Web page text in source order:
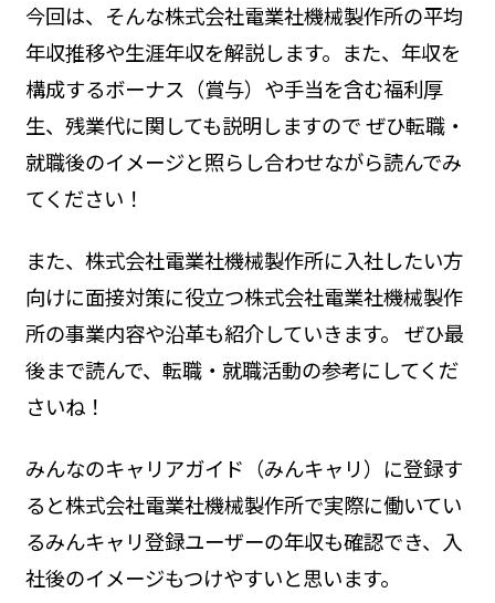
今回は、そんな株式会社電業社機械製作所の平均
年収推移や生涯年収を解説します。また、年収を
構成するボーナス（賞与）や手当を含む福利厚
生、残業代に関しても説明しますので ぜひ転職・
就職後のイメージと照らし合わせながら読んでみ
てください！
また、株式会社電業社機械製作所に入社したい方
向けに面接対策に役立つ株式会社電業社機械製作
所の事業内容や沿革も紹介していきます。 ぜひ最
後まで読んで、転職・就職活動の参考にしてくだ
さいね！
みんなのキャリアガイド（みんキャリ）に登録す
ると株式会社電業社機械製作所で実際に働いてい
るみんキャリ登録ユーザーの年収も確認でき、入
社後のイメージもつけやすいと思います。